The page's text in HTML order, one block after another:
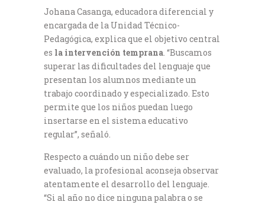
Johana Casanga, educadora diferencial y
encargada de la Unidad Técnico-
Pedagógica, explica que el objetivo central
es la intervención temprana. “Buscamos
superar las dificultades del lenguaje que
presentan los alumnos mediante un
trabajo coordinado y especializado. Esto
permite que los niños puedan luego
insertarse en el sistema educativo
regular”, señaló.
Respecto a cuándo un niño debe ser
evaluado, la profesional aconseja observar
atentamente el desarrollo del lenguaje.
“Si al año no dice ninguna palabra o se